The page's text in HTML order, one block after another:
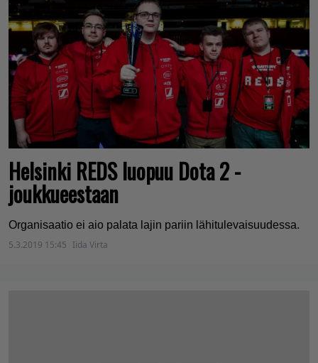
Helsinki REDS luopuu Dota 2 -
joukkueestaan
Organisaatio ei aio palata lajin pariin lähitulevaisuudessa.
5.3.2019 15:45 Iida Virta